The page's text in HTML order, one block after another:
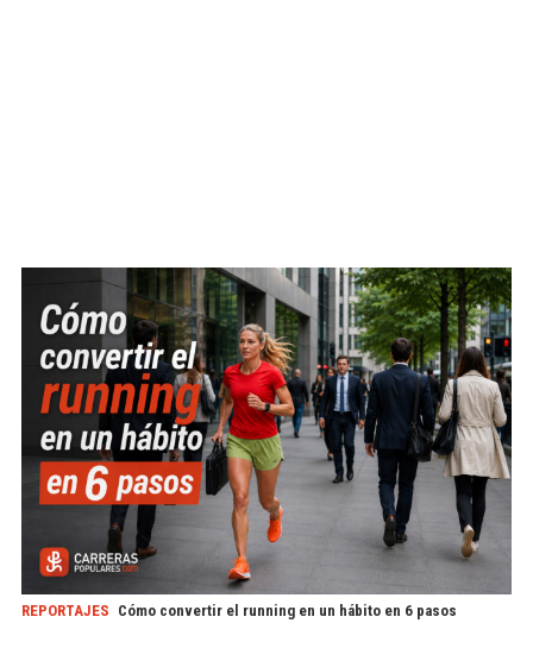
REPORTAJES Cómo convertir el running en un hábito en 6 pasos